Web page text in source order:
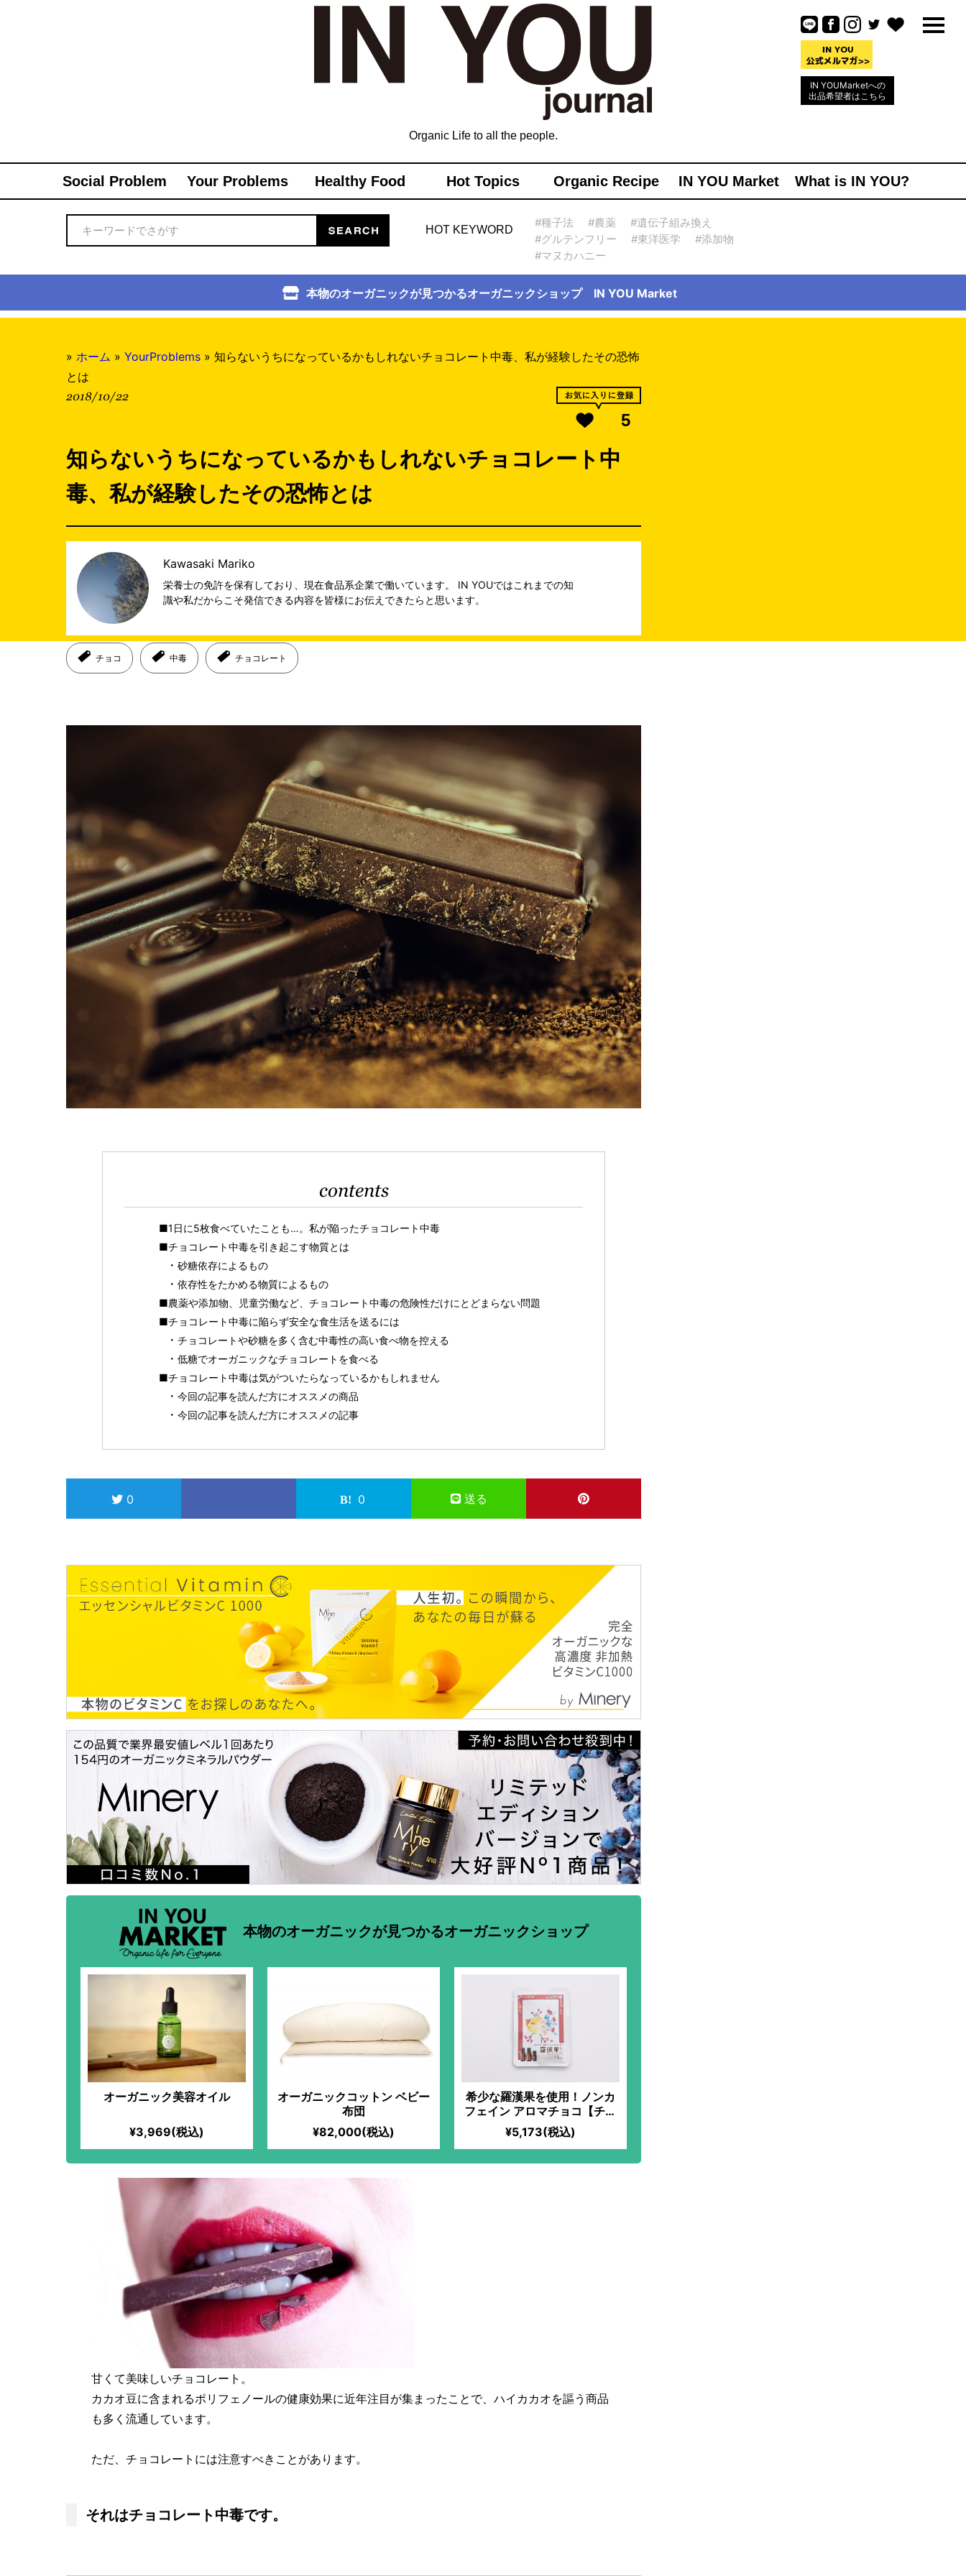
IN YOUMarketへの
出品希望者はこちら
Organic Life to all the people.
Social Problem Your Problems Healthy Food Hot Topics Organic Recipe IN YOU Market What is IN YOU?
HOT KEYWORD
#種子法 #農薬
#遺伝子組み換え
#グルテンフリー
#東洋医学
#添加物
#マヌカハニー
本物のオーガニックが見つかるオーガニックショップ IN YOU Market
» ホーム » YourProblems » 知らないうちになっているかもしれないチョコレート中毒、私が経験したその恐怖
とは
2018/10/22
5
知らないうちになっているかもしれないチョコレート中
毒、私が経験したその恐怖とは
Kawasaki Mariko
栄養士の免許を保有しており、現在食品系企業で働いています。 IN YOUではこれまでの知
識や私だからこそ発信できる内容を皆様にお伝えできたらと思います。
チョコ 中毒 チョコレート
contents
■1日に5枚食べていたことも…。私が陥ったチョコレート中毒
■チョコレート中毒を引き起こす物質とは
砂糖依存によるもの
依存性をたかめる物質によるもの
■農薬や添加物、児童労働など、チョコレート中毒の危険性だけにとどまらない問題
■チョコレート中毒に陥らず安全な食生活を送るには
チョコレートや砂糖を多く含む中毒性の高い食べ物を控える
低糖でオーガニックなチョコレートを食べる
■チョコレート中毒は気がついたらなっているかもしれません
今回の記事を読んだ方にオススメの商品
今回の記事を読んだ方にオススメの記事
0 0 送る
本物のオーガニックが見つかるオーガニックショップ
オーガニック美容オイル
¥3,969(税込)
オーガニックコットン ベビー
布団
¥82,000(税込)
希少な羅漢果を使用！ノンカ
フェイン アロマチョコ【チャ
イ】
¥5,173(税込)
甘くて美味しいチョコレート。
カカオ豆に含まれるポリフェノールの健康効果に近年注目が集まったことで、ハイカカオを謳う商品
も多く流通しています。
ただ、チョコレートには注意すべきことがあります。
それはチョコレート中毒です。